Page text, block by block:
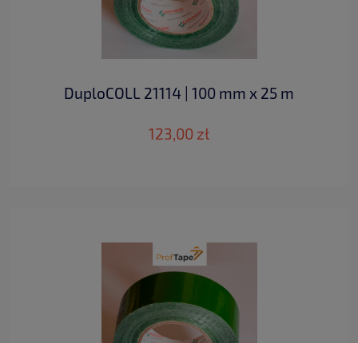
DuploCOLL 21114 | 100 mm x 25 m
123,00 zł